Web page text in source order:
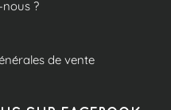
?
de vente